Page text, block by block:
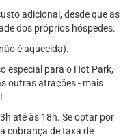
adicional, desde que as
dos próprios hóspedes.
é aquecida).
especial para o Hot Park,
outras atrações - mais
até às 18h. Se optar por
cobrança de taxa de